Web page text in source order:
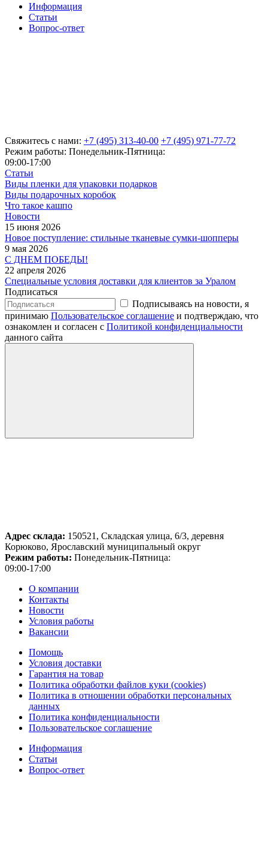
Информация
Статьи
Вопрос-ответ
Свяжитесь с нами: +7 (495) 313-40-00 +7 (495) 971-77-72
Режим работы: Понедельник-Пятница:
09:00-17:00
Статьи
Виды пленки для упаковки подарков
Виды подарочных коробок
Что такое кашпо
Новости
15 июня 2026
Новое поступление: стильные тканевые сумки-шопперы
9 мая 2026
С ДНЕМ ПОБЕДЫ!
22 апреля 2026
Специальные условия доставки для клиентов за Уралом
Подписаться
Подписываясь на новости, я
принимаю Пользовательское соглашение и подтверждаю, что
ознакомлен и согласен с Политикой конфиденциальности
данного сайта
Адрес склада: 150521, Складская улица, 6/3, деревня
Корюково, Ярославский муниципальный округ
Режим работы: Понедельник-Пятница:
09:00-17:00
О компании
Контакты
Новости
Условия работы
Вакансии
Помощь
Условия доставки
Гарантия на товар
Политика обработки файлов куки (cookies)
Политика в отношении обработки персональных
данных
Политика конфиденциальности
Пользовательское соглашение
Информация
Статьи
Вопрос-ответ